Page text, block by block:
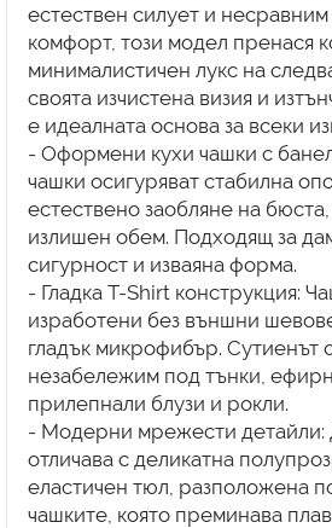
естествен силует и
комфорт, този модел пренася
минималистичен лукс на
своята изчистена визия и
е идеалната основа за всеки
- Оформени кухи чашки с
чашки осигуряват стабилна
естествено заобляне на
излишен обем. Подходящ за
сигурност и изваяна форма.
- Гладка T-Shirt конструкция:
изработени без външни
гладък микрофибър. Сутиенът
незабележим под тънки,
прилепнали блузи и рокли.
- Модерни мрежести детайли:
отличава с деликатна
еластичен тюл, разположена
чашките, която преминава